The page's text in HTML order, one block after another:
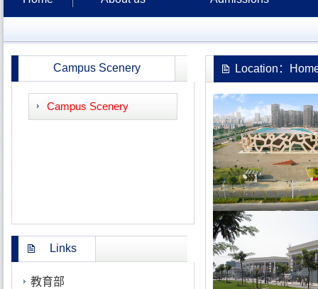
Campus Scenery
Campus Scenery
Links
教育部
Location：